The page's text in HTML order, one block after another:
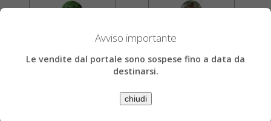
Aristide Fumagalli
Persone omosessuali e morale cristiana
Paolo Mirabella
Cure palliative, accanimento terapeutico,
Avviso importante
Le vendite dal portale sono sospese fino a data da
destinarsi.
chiudi